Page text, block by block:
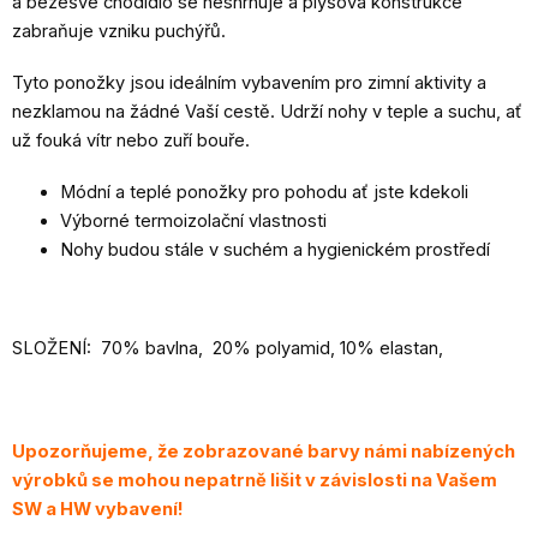
zabraňuje vzniku puchýřů.
Tyto ponožky jsou ideálním vybavením pro zimní aktivity a
nezklamou na žádné Vaší cestě. Udrží nohy v teple a suchu, ať
už fouká vítr nebo zuří bouře.
Módní a teplé ponožky pro pohodu ať jste kdekoli
Výborné termoizolační vlastnosti
Nohy budou stále v suchém a hygienickém prostředí
SLOŽENÍ: 70% bavlna, 20% polyamid, 10% elastan,
Upozorňujeme, že zobrazované barvy námi nabízených
výrobků se mohou nepatrně lišit v závislosti na Vašem
SW a HW vybavení!